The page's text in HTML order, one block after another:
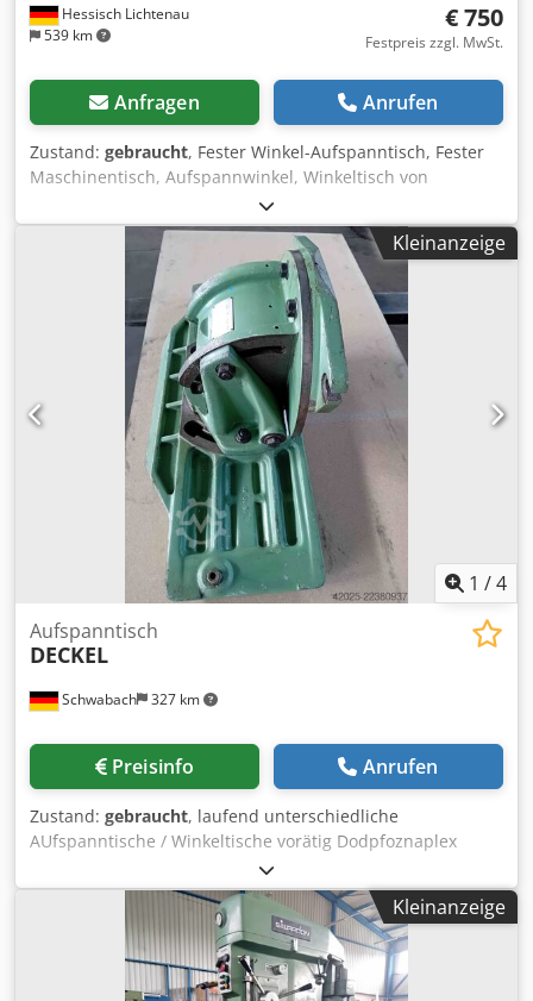
Hessisch Lichtenau
539 km
€ 750
Festpreis zzgl. MwSt.
Anfragen Anrufen
Zustand: gebraucht, Fester Winkel-Aufspanntisch, Fester
Maschinentisch, Aufspannwinkel, Winkeltisch von
Fräsmaschine Aufspannfläche 700 x 260 mm Tischgröße
785 x 310 mm (Aussenmaß) Nutenbreite 12 mm
Nutenabstand 50 mm - für Tisch-Montagefläche 90°
Dedpfx Aneznn Hlsdsck - Tischplatte mit 5x T-Nuten -
Montagefläche 90° = 600 x 195 mm, Lochabstand mittig
560 x 125 mm mit Ø 12 mm Langloch, 12 mm Führungsnut
Abmessung L x B x H 785 x 320 x 263mm Gewicht 80 kg
guter Zustand
Kleinanzeige
1 /4
Schwabach 327 km
Aufspanntisch
DECKEL
Preisinfo Anrufen
Zustand: gebraucht, laufend unterschiedliche
AUfspanntische / Winkeltische vorätig Dodpfoznaplex
Kleinanzeige